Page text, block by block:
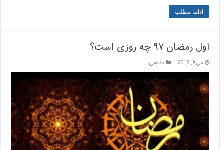
ادامه مطلب
اول رمضان ۹۷ چه روزی است؟
می 9, 2018 مذهبی